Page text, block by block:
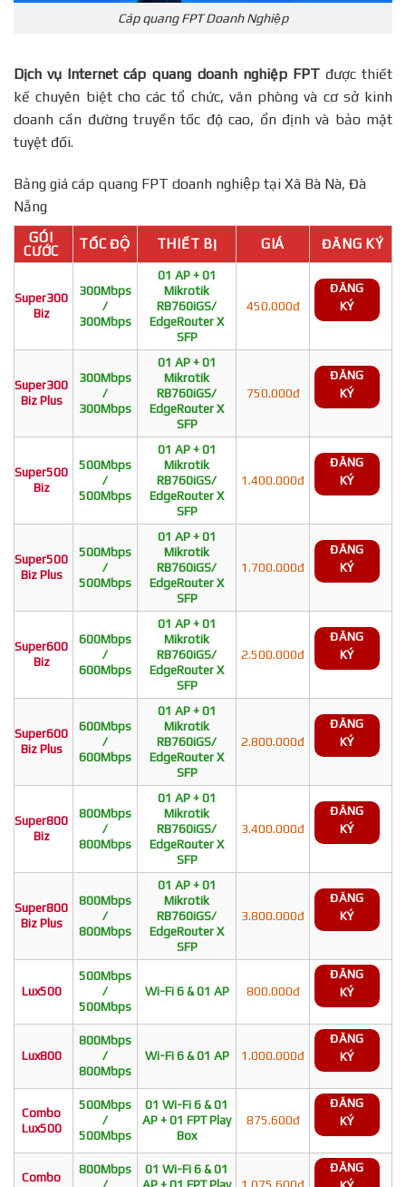
Cáp quang FPT Doanh Nghiệp
Dịch vụ Internet cáp quang doanh nghiệp FPTđược thiết
kế chuyên biệt cho các tổ chức, văn phòng và cơ sở kinh
doanh cần đường truyền tốc độ cao, ổn định và bảo mật
tuyệt đối.
Bảng giá cáp quang FPT doanh nghiệp tại Xã Bà Nà, Đà
Nẵng
GÓI
CƯỚC
TỐC ĐỘ THIẾT BỊ GIÁ ĐĂNG KÝ
Super300
Biz
300Mbps
/
300Mbps
01 AP + 01
Mikrotik
RB760iGS/
EdgeRouter X
SFP
450.000đ
ĐĂNG
KÝ
Super300
Biz Plus
300Mbps
/
300Mbps
01 AP + 01
Mikrotik
RB760iGS/
EdgeRouter X
SFP
750.000đ
ĐĂNG
KÝ
Super500
Biz
500Mbps
/
500Mbps
01 AP + 01
Mikrotik
RB760iGS/
EdgeRouter X
SFP
1.400.000đ
ĐĂNG
KÝ
Super500
Biz Plus
500Mbps
/
500Mbps
01 AP + 01
Mikrotik
RB760iGS/
EdgeRouter X
SFP
1.700.000đ
ĐĂNG
KÝ
Super600
Biz
600Mbps
/
600Mbps
01 AP + 01
Mikrotik
RB760iGS/
EdgeRouter X
SFP
2.500.000đ
ĐĂNG
KÝ
Super600
Biz Plus
600Mbps
/
600Mbps
01 AP + 01
Mikrotik
RB760iGS/
EdgeRouter X
SFP
2.800.000đ
ĐĂNG
KÝ
Super800
Biz
800Mbps
/
800Mbps
01 AP + 01
Mikrotik
RB760iGS/
EdgeRouter X
SFP
3.400.000đ
ĐĂNG
KÝ
Super800
Biz Plus
800Mbps
/
800Mbps
01 AP + 01
Mikrotik
RB760iGS/
EdgeRouter X
SFP
3.800.000đ
ĐĂNG
KÝ
Lux500
500Mbps
/
500Mbps
Wi-Fi 6 & 01 AP 800.000đ
ĐĂNG
KÝ
Lux800
800Mbps
/
800Mbps
Wi-Fi 6 & 01 AP 1.000.000đ
ĐĂNG
KÝ
Combo
Lux500
500Mbps
/
500Mbps
01 Wi-Fi 6 & 01
AP + 01 FPT Play
Box
875.600đ
ĐĂNG
KÝ
Combo
800Mbps
01 Wi-Fi 6 & 01
ĐĂNG